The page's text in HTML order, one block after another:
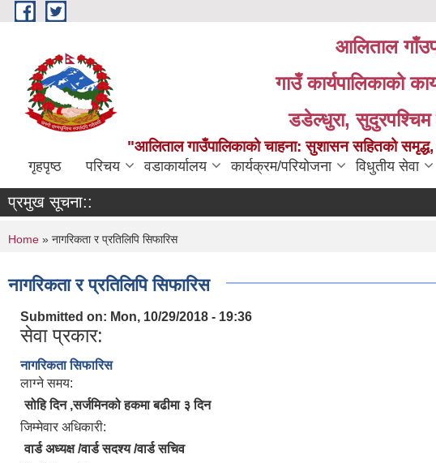
Skip to main content
आलिताल
गाउँ कार्यपालिकाको
डडेल्धुरा,
"आलिताल गाउँपालिकाको चाहना: सुशासन सहितको
गृहपृष्ठ परिचय वडाकार्यालय कार्यक्रम/परियोजना विधुतीय सेवा
प्रमुख सूचना::
You are here
Home » नागरिकता र प्रतिलिपि सिफारिस
नागरिकता र प्रतिलिपि सिफारिस
Submitted on: Mon, 10/29/2018 - 19:36
सेवा प्रकार:
नागरिकता सिफारिस
लाग्ने समय:
सोहि दिन ,सर्जमिनको हकमा बढीमा ३ दिन
जिम्मेवार अधिकारी:
वार्ड अध्यक्ष /वार्ड सदश्य /वार्ड सचिव